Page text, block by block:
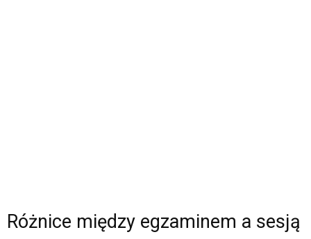
Różnice między egzaminem a sesją